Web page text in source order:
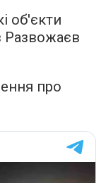
об'єкти
Развожаєв
про